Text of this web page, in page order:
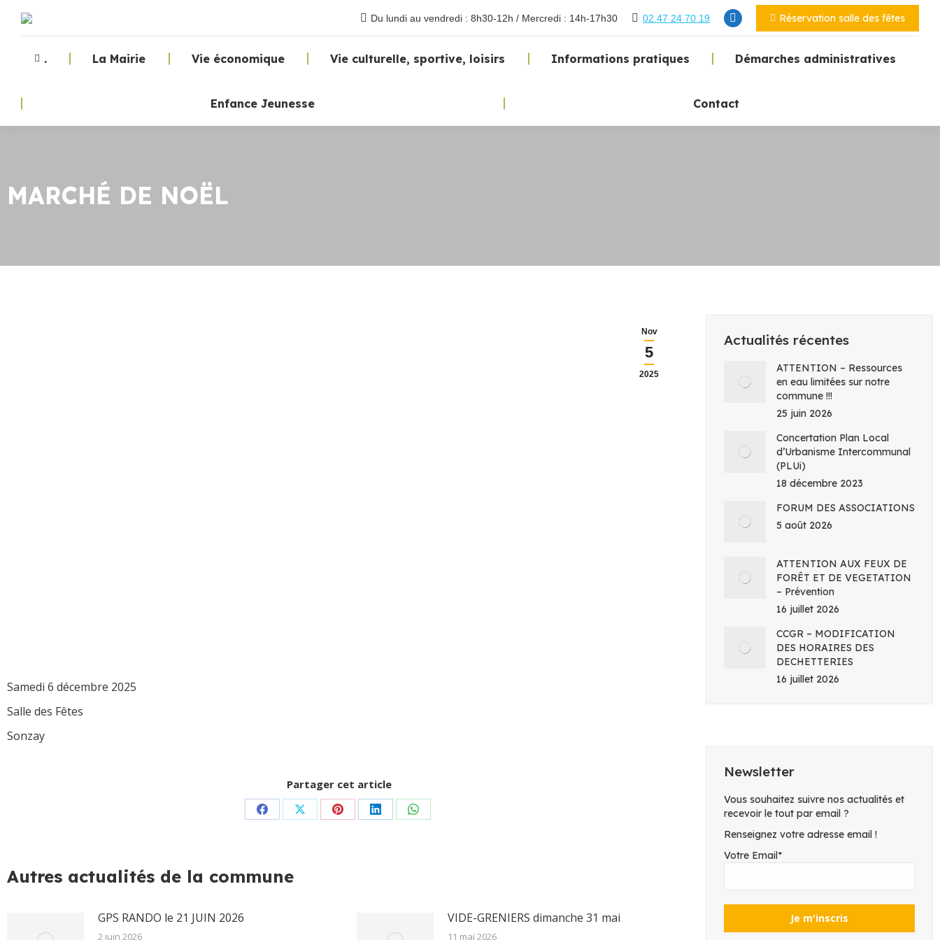
Du lundi au vendredi : 8h30-12h / Mercredi : 14h-17h30 02 47 24 70 19 Réservation salle des fêtes
. La Mairie Vie économique Vie culturelle, sportive, loisirs Informations pratiques Démarches administratives
Enfance Jeunesse Contact
MARCHÉ DE NOËL
Nov
5
2025
Samedi 6 décembre 2025
Salle des Fêtes
Sonzay
Partager cet article
PartagerPartagerPartagerPartagerPartager
Autres actualités de la commune
GPS RANDO le 21 JUIN 2026
2 juin 2026
VIDE-GRENIERS dimanche 31 mai
11 mai 2026
Actualités récentes
ATTENTION – Ressources
en eau limitées sur notre
commune !!!
25 juin 2026
Concertation Plan Local
d’Urbanisme Intercommunal
(PLUi)
18 décembre 2023
FORUM DES ASSOCIATIONS
5 août 2026
ATTENTION AUX FEUX DE
FORÊT ET DE VEGETATION
– Prévention
16 juillet 2026
CCGR – MODIFICATION
DES HORAIRES DES
DECHETTERIES
16 juillet 2026
Newsletter
Vous souhaitez suivre nos actualités et
recevoir le tout par email ?
Renseignez votre adresse email !
Votre Email*